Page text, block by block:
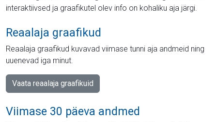
interaktiivsed ja graafikutel olev info on kohaliku aja järgi.
Reaalaja graafikud
Reaalaja graafikud kuvavad viimase tunni aja andmeid ning
uuenevad iga minut.
Vaata reaalaja graafikuid
Viimase 30 päeva andmed